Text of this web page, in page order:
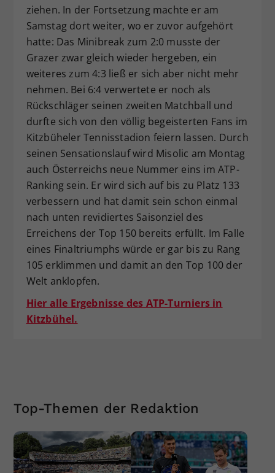
ziehen. In der Fortsetzung machte er am
Samstag dort weiter, wo er zuvor aufgehört
hatte: Das Minibreak zum 2:0 musste der
Grazer zwar gleich wieder hergeben, ein
weiteres zum 4:3 ließ er sich aber nicht mehr
nehmen. Bei 6:4 verwertete er noch als
Rückschläger seinen zweiten Matchball und
durfte sich von den völlig begeisterten Fans im
Kitzbüheler Tennisstadion feiern lassen. Durch
seinen Sensationslauf wird Misolic am Montag
auch Österreichs neue Nummer eins im ATP-
Ranking sein. Er wird sich auf bis zu Platz 133
verbessern und hat damit sein schon einmal
nach unten revidiertes Saisonziel des
Erreichens der Top 150 bereits erfüllt. Im Falle
eines Finaltriumphs würde er gar bis zu Rang
105 erklimmen und damit an den Top 100 der
Welt anklopfen.
Hier alle Ergebnisse des ATP-Turniers in
Kitzbühel.
Top-Themen der Redaktion